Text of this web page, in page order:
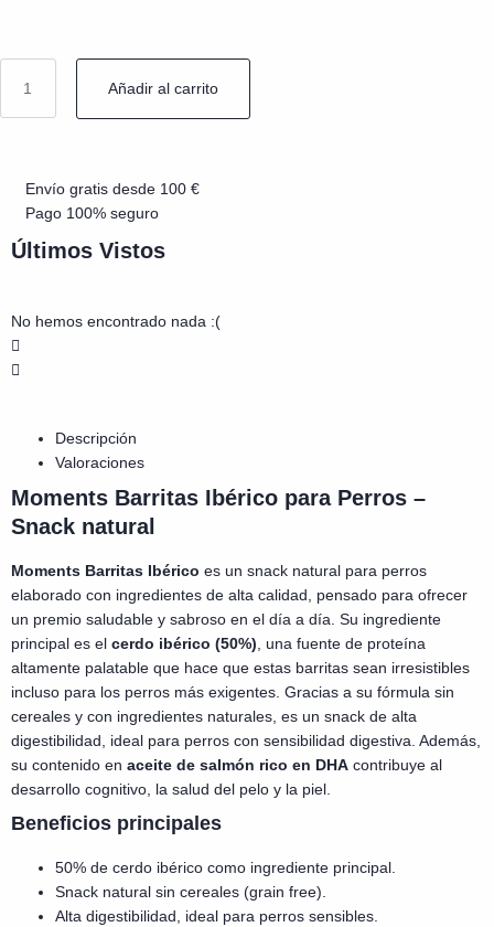
Añadir al carrito
Envío gratis desde 100 €
Pago 100% seguro
Últimos Vistos
No hemos encontrado nada :(
Descripción
Valoraciones
Moments Barritas Ibérico para Perros –
Snack natural
Moments Barritas Ibérico es un snack natural para perros
elaborado con ingredientes de alta calidad, pensado para ofrecer
un premio saludable y sabroso en el día a día. Su ingrediente
principal es el cerdo ibérico (50%) , una fuente de proteína
altamente palatable que hace que estas barritas sean irresistibles
incluso para los perros más exigentes. Gracias a su fórmula sin
cereales y con ingredientes naturales, es un snack de alta
digestibilidad, ideal para perros con sensibilidad digestiva. Además,
su contenido en aceite de salmón rico en DHA contribuye al
desarrollo cognitivo, la salud del pelo y la piel.
Beneficios principales
50% de cerdo ibérico como ingrediente principal.
Snack natural sin cereales (grain free).
Alta digestibilidad, ideal para perros sensibles.